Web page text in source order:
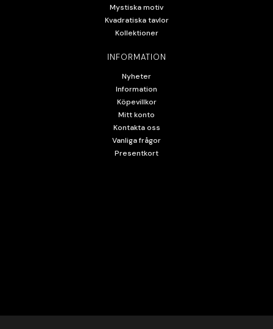
Mystiska motiv
Kvadratiska tavlor
Kollektioner
INFORMATION
Nyheter
Information
Köpevillkor
Mitt konto
Kontakta oss
Vanliga frågor
Presentkort